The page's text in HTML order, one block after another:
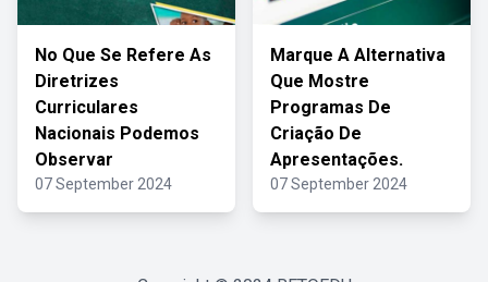
No Que Se Refere As
Diretrizes
Curriculares
Nacionais Podemos
Observar
07 September 2024
Marque A Alternativa
Que Mostre
Programas De
Criação De
Apresentações.
07 September 2024